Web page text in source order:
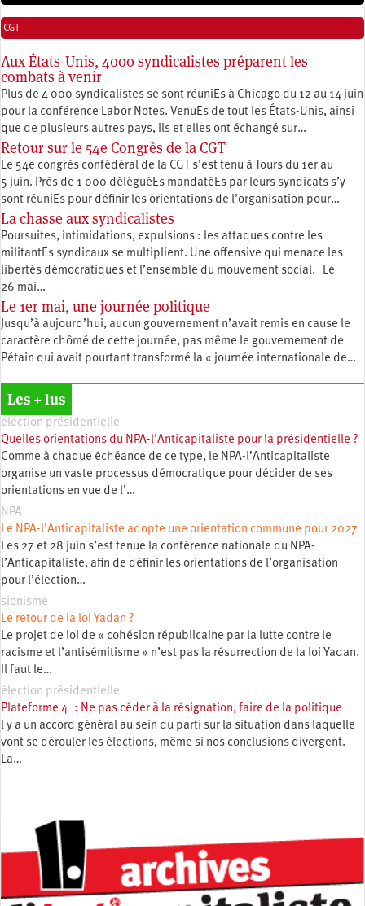
CGT
Aux États-Unis, 4000 syndicalistes préparent les
combats à venir
Plus de 4 000 syndicalistes se sont réuniEs à Chicago du 12 au 14 juin
pour la conférence Labor Notes. VenuEs de tout les États-Unis, ainsi
que de plusieurs autres pays, ils et elles ont échangé sur…
Retour sur le 54e Congrès de la CGT
Le 54e congrès confédéral de la CGT s’est tenu à Tours du 1er au
5 juin. Près de 1 000 déléguéEs mandatéEs par leurs syndicats s’y
sont réuniEs pour définir les orientations de l’organisation pour…
La chasse aux syndicalistes
Poursuites, intimidations, expulsions : les attaques contre les
militantEs syndicaux se multiplient. Une offensive qui menace les
libertés démocratiques et l’ensemble du mouvement social. Le
26 mai…
Le 1er mai, une journée politique
Jusqu’à aujourd’hui, aucun gouvernement n’avait remis en cause le
caractère chômé de cette journée, pas même le gouvernement de
Pétain qui avait pourtant transformé la « journée internationale de…
Les + lus
élection présidentielle
Quelles orientations du NPA-l’Anticapitaliste pour la présidentielle ?
Comme à chaque échéance de ce type, le NPA-l’Anticapitaliste
organise un vaste processus démocratique pour décider de ses
orientations en vue de l’…
NPA
Le NPA-l’Anticapitaliste adopte une orientation commune pour 2027
Les 27 et 28 juin s’est tenue la conférence nationale du NPA-
l’Anticapitaliste, afin de définir les orientations de l’organisation
pour l’élection…
sionisme
Le retour de la loi Yadan ?
Le projet de loi de « cohésion républicaine par la lutte contre le
racisme et l’antisémitisme » n’est pas la résurrection de la loi Yadan.
Il faut le…
élection présidentielle
Plateforme 4 : Ne pas céder à la résignation, faire de la politique
l y a un accord général au sein du parti sur la situation dans laquelle
vont se dérouler les élections, même si nos conclusions divergent.
La…